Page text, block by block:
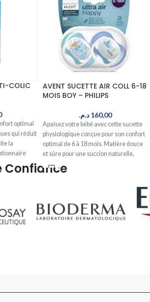
COLIC
optimal
qui réduit
la
allaitement
Maroc.
AVENT SUCETTE AIR COLL 6-18
MOIS BOY – PHILIPS
160,00 د.م.
Apaisez votre bébé avec cette sucette
physiologique conçue pour son confort
optimal de 6 à 18 mois. Matière douce
et sûre pour une succion naturelle,
livrée en 24-48h au Maroc.
Confiance